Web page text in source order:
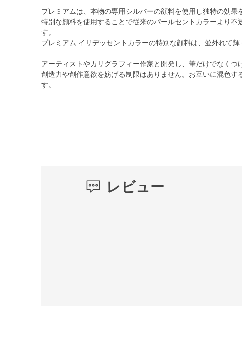
プレミアムは、本物の専用シルバーの顔料を使用し独特の効果
特別な顔料を使用することで従来のパールセントカラーより不
す。
プレミアム イリデッセントカラーの特別な顔料は、並外れて輝
アーティストやカリグラフィー作家と開発し、筆だけでなくつ
創造力や創作意欲を妨げる制限はありません。お互いに混色
す。
レビュー